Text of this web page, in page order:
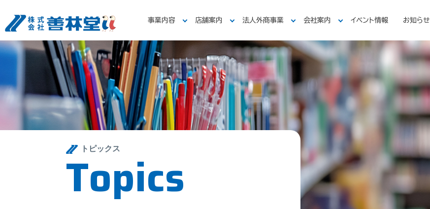
事業内容 店舗案内 法人外商事業 会社案内 イベント情報 お知らせ
トピックス
Topics